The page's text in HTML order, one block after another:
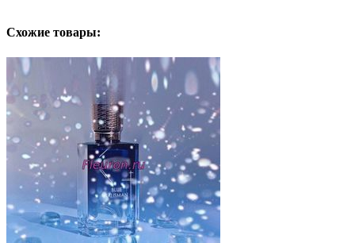
Схожие товары: